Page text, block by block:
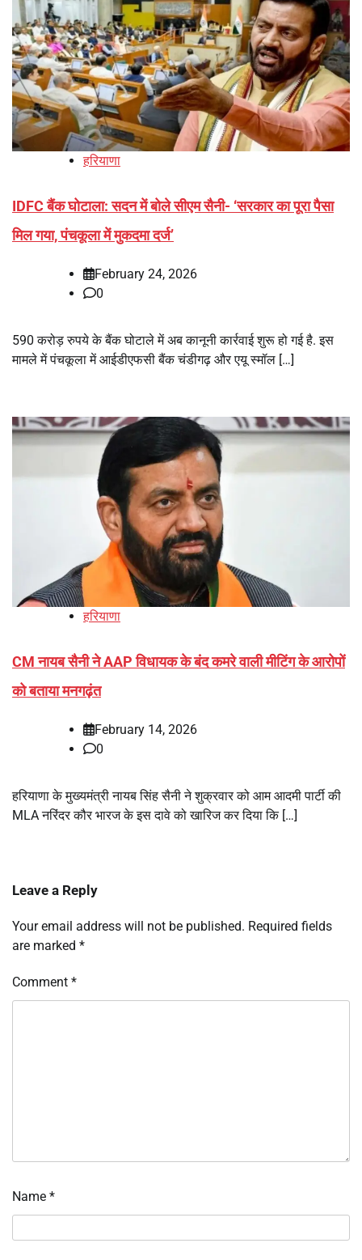
हरियाणा
IDFC बैंक घोटाला: सदन में बोले सीएम सैनी- ‘सरकार का पूरा पैसा
मिल गया, पंचकूला में मुकदमा दर्ज’
February 24, 2026
0
590 करोड़ रुपये के बैंक घोटाले में अब कानूनी कार्रवाई शुरू हो गई है. इस
मामले में पंचकूला में आईडीएफसी बैंक चंडीगढ़ और एयू स्मॉल […]
हरियाणा
CM नायब सैनी ने AAP विधायक के बंद कमरे वाली मीटिंग के आरोपों
को बताया मनगढ़ंत
February 14, 2026
0
हरियाणा के मुख्यमंत्री नायब सिंह सैनी ने शुक्रवार को आम आदमी पार्टी की
MLA नरिंदर कौर भारज के इस दावे को खारिज कर दिया कि […]
Leave a Reply
Your email address will not be published. Required fields
are marked *
Comment *
Name *